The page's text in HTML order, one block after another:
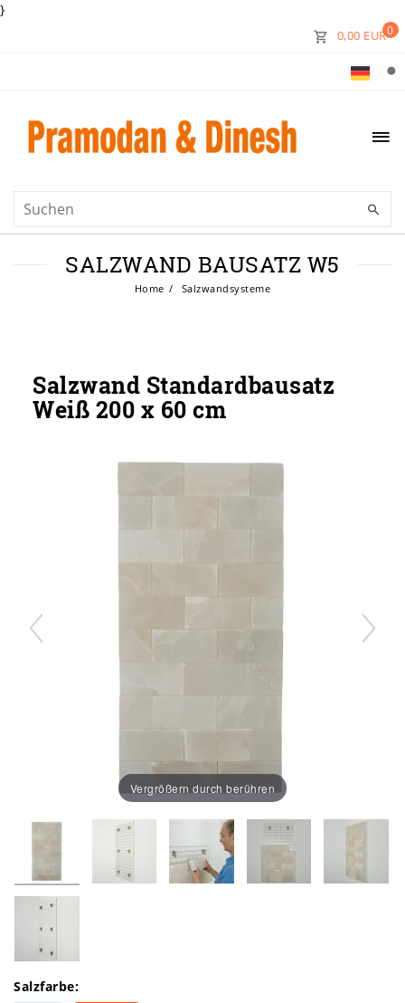
}
0
0,00 EUR
SALZWAND BAUSATZ W5
Home Salzwandsysteme
Salzwand Standardbausatz
Weiß 200 x 60 cm
Vergrößern durch berühren
Salzfarbe: